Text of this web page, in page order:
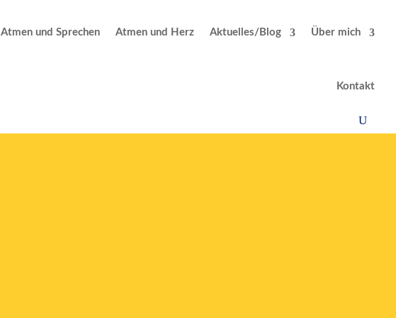
Atmen und Sprechen Atmen und Herz Aktuelles/Blog Über mich
Kontakt